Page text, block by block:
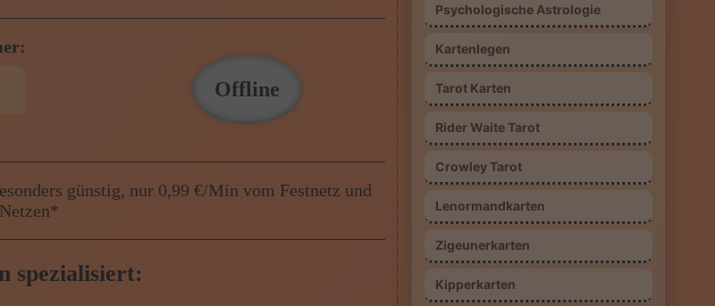
Offline
günstig, nur 0,99 €/Min vom Festnetz und
spezialisiert:
Psychologische Astrologie
Kartenlegen
Tarot Karten
Rider Waite Tarot
Crowley Tarot
Lenormandkarten
Zigeunerkarten
Kipperkarten